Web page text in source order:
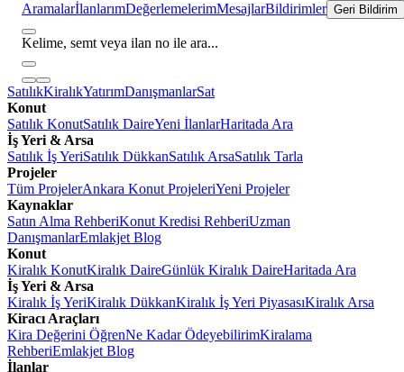
AramalarİlanlarımDeğerlemelerimMesajlarBildirimler Geri Bildirim
Kelime, semt veya ilan no ile ara...
SatılıkKiralıkYatırımDanışmanlarSat
Konut
Satılık KonutSatılık DaireYeni İlanlarHaritada Ara
İş Yeri & Arsa
Satılık İş YeriSatılık DükkanSatılık ArsaSatılık Tarla
Projeler
Tüm ProjelerAnkara Konut ProjeleriYeni Projeler
Kaynaklar
Satın Alma RehberiKonut Kredisi RehberiUzman
DanışmanlarEmlakjet Blog
Konut
Kiralık KonutKiralık DaireGünlük Kiralık DaireHaritada Ara
İş Yeri & Arsa
Kiralık İş YeriKiralık DükkanKiralık İş Yeri PiyasasıKiralık Arsa
Kiracı Araçları
Kira Değerini ÖğrenNe Kadar ÖdeyebilirimKiralama
RehberiEmlakjet Blog
İlanlar